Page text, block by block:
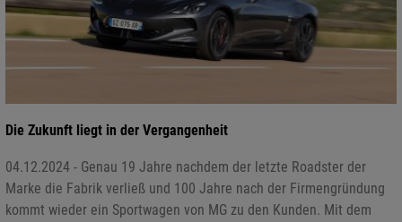
Die Zukunft liegt in der Vergangenheit
04.12.2024 - Genau 19 Jahre nachdem der letzte Roadster der
Marke die Fabrik verließ und 100 Jahre nach der Firmengründung
kommt wieder ein Sportwagen von MG zu den Kunden. Mit dem